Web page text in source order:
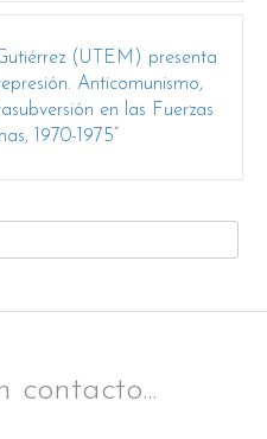
(UTEM) presenta
Anticomunismo,
en las Fuerzas
1970-1975”
contacto...